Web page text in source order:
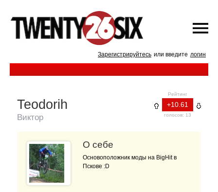
Зарегистрируйтесь или введите логин
Рейтинг
+10.61
голосов: 13
Teodorih
Виктор
О себе
Основоположник моды на BigHit в
Пскове :D